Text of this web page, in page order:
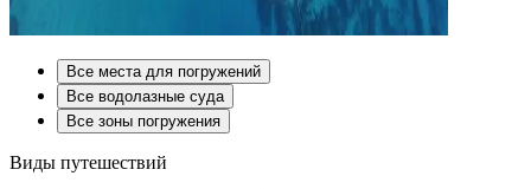
Все места для погружений
Все водолазные суда
Все зоны погружения
Виды путешествий